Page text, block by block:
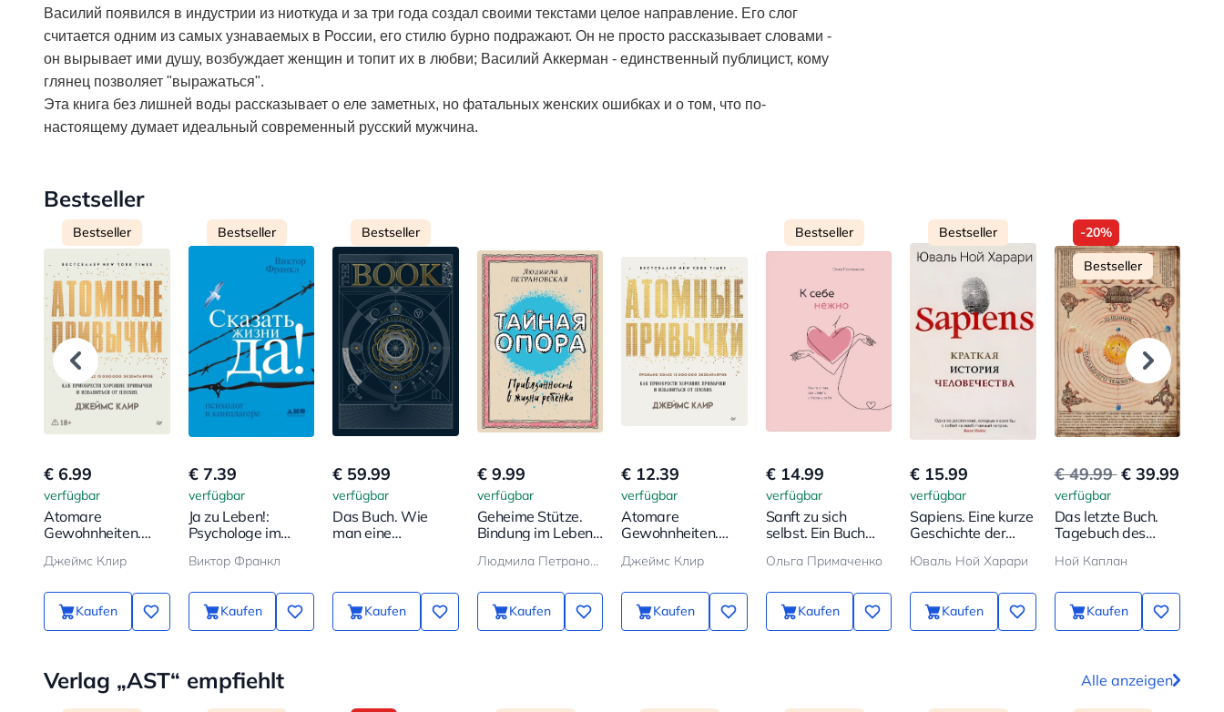
Василий появился в индустрии из ниоткуда и за три года создал своими текстами целое направление. Его слог
считается одним из самых узнаваемых в России, его стилю бурно подражают. Он не просто рассказывает словами -
он вырывает ими душу, возбуждает женщин и топит их в любви; Василий Аккерман - единственный публицист, кому
глянец позволяет "выражаться".
Эта книга без лишней воды рассказывает о еле заметных, но фатальных женских ошибках и о том, что по-
настоящему думает идеальный современный русский мужчина.
Bestseller
Bestseller
€ 6.99
verfügbar
Atomare
Gewohnheiten.
Gewohnheiten
schlechte loswird
Джеймс Клир
Kaufen
Bestseller
€ 7.39
verfügbar
Ja zu Leben!:
Psychologe im
Виктор Франкл
Kaufen
Bestseller
€ 59.99
verfügbar
Das Buch. Wie
man eine
Kaufen
€ 9.99
verfügbar
Geheime Stütze.
Bindung im Leben
Людмила Петрановская
Kaufen
€ 12.39
verfügbar
Atomare
Gewohnheiten.
Gewohnheiten
Джеймс Клир
Kaufen
Bestseller
€ 14.99
verfügbar
Sanft zu sich
selbst. Ein Buch
sich schätzt und
Ольга Примаченко
Kaufen
Bestseller
€ 15.99
verfügbar
Sapiens. Eine kurze
Geschichte der
Юваль Ной Харари
Kaufen
-20%
Bestseller
€ 49.99€ 39.99
verfügbar
Das letzte Buch.
Tagebuch des
auf Erden
Ной Каплан
Kaufen
Verlag „AST“ empfiehlt Alle anzeigen